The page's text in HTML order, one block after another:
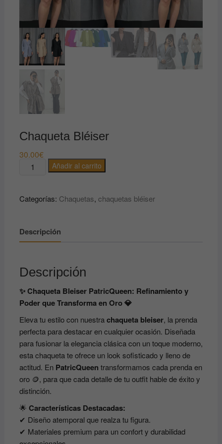
Chaqueta Bléiser
30.00€
Chaqueta
Añadir al carrito
Categorías: Chaquetas, chaquetas bléiser
Descripción
Descripción
✨ Chaqueta Bleiser PatricQueen: Refinamiento y
Poder que Transforma en Oro 💎
Eleva tu estilo con nuestrachaqueta bleiser, la prenda
perfecta para destacar en cualquier ocasión. Diseñada
para fusionar la elegancia clásica con un toque moderno,
esta chaqueta te ofrece un look sofisticado y lleno de
actitud. En PatricQueen transformamos cada prenda en
oro 🪙, para que cada detalle de tu outfit hable de éxito y
distinción.
🌟 Características Destacadas:
✔ Diseño atemporal que realza tu figura.
✔ Materiales premium para un confort y durabilidad